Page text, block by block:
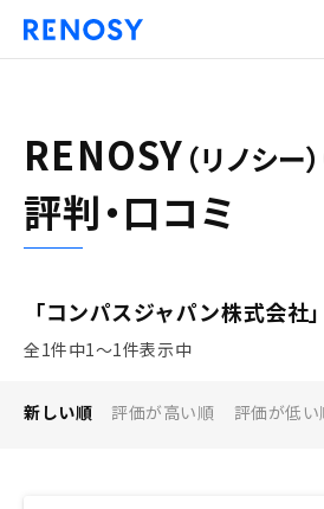
RENOSY （リノシー）
評判・口コミ
「コンパスジャパン株式会社」
全1件中1〜1件表示中
新しい順 評価が高い順 評価が低い